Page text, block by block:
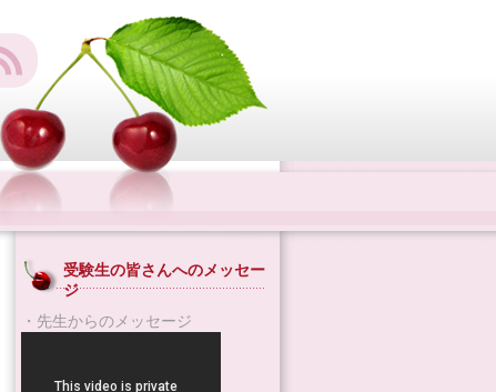
受験生の皆さんへのメッセー
ジ
・先生からのメッセージ